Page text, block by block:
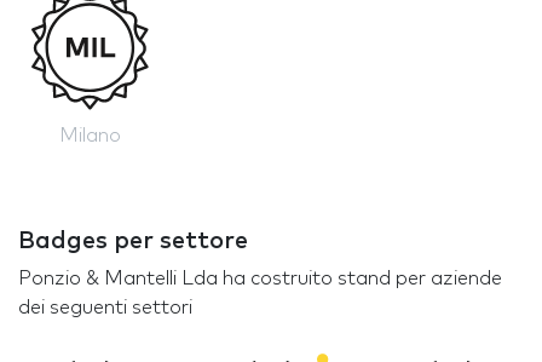
Milano
Badges per settore
Ponzio & Mantelli Lda ha costruito stand per aziende
dei seguenti settori